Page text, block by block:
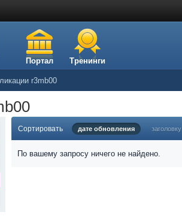
Портал Тренинги
r3mb00
Сортировать дате обновления заголовку
По вашему запросу ничего не найдено.